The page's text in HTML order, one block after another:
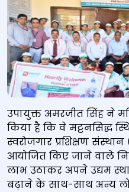
उपायुक्त अमरजीत सिंह ने
किया है कि वे मट्टनसिद्ध
स्वरोजगार प्रशिक्षण
आयोजित किए जाने वाले
लाभ उठाकर अपने उद्यम
बढ़ाने के साथ-साथ अन्य